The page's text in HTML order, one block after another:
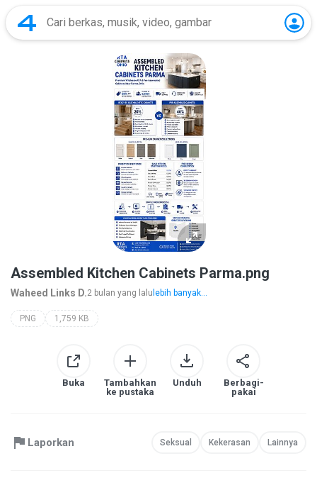
Assembled Kitchen Cabinets Parma.png
Waheed Links D.2 bulan yang lalu lebih banyak...
PNG 1,759 KB
Buka
Tambahkan
ke pustaka
Unduh
Berbagi-
pakai
Laporkan Seksual Kekerasan Lainnya